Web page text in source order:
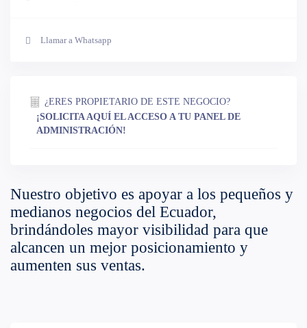
Llamar a Whatsapp
¿ERES PROPIETARIO DE ESTE NEGOCIO?
¡SOLICITA AQUÍ EL ACCESO A TU PANEL DE
ADMINISTRACIÓN!
Nuestro objetivo es apoyar a los pequeños y
medianos negocios del Ecuador,
brindándoles mayor visibilidad para que
alcancen un mejor posicionamiento y
aumenten sus ventas.